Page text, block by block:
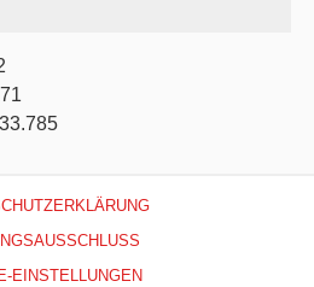
EINSTELLUNGEN